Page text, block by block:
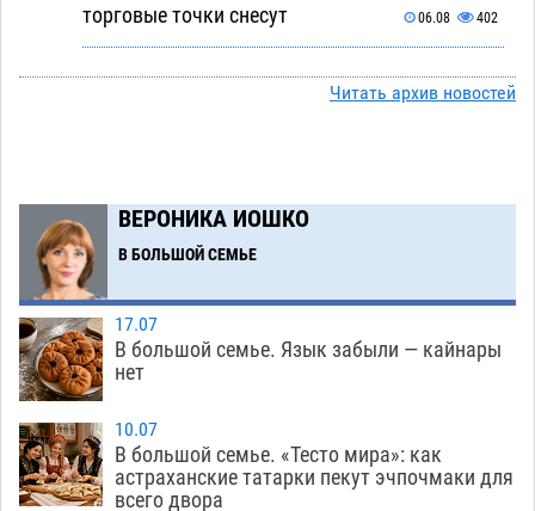
торговые точки снесут
06.08 402
на новой серебряной монете Банка России
в музее Пушкина в Москве
06.08 283
13:50
Мэрия Астрахани переводит городские
зеленые зоны на автоматический полив
13:13
Скончался второй ребенок после пожара в
Астрахани
12:49
Астраханские гандболисты с крупной победы
стартовали на Всероссийской Спартакиаде
Читать архив новостей
ВЕРОНИКА ИОШКО
В БОЛЬШОЙ СЕМЬЕ
17.07
В большой семье. Язык забыли — кайнары
нет
10.07
В большой семье. «Тесто мира»: как
астраханские татарки пекут эчпочмаки для
всего двора